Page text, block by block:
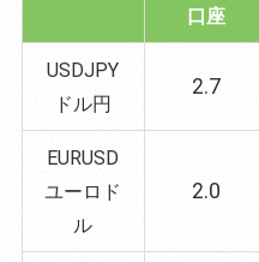
口座
USDJPY
ドル円
2.7
EURUSD
ユーロド
ル
2.0